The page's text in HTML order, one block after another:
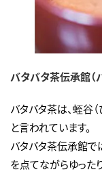
バタバタ茶伝承館（
バタバタ茶は、蛭谷
と言われています。
バタバタ茶伝承館で
を点てながらゆった